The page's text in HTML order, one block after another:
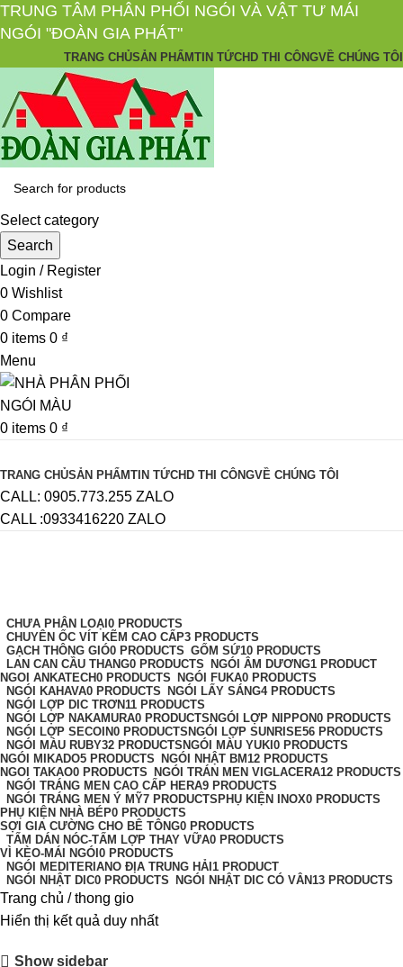
TRUNG TÂM PHÂN PHỐI NGÓI VÀ VẬT TƯ MÁI
NGÓI "ĐOÀN GIA PHÁT"
TRANG CHỦSẢN PHẨMTIN TỨCHD THI CÔNGVỀ CHÚNG TÔI
Select category
Search
Login / Register
0 Wishlist
0 Compare
0 items 0 ₫
Menu
0 items 0 ₫
TRANG CHỦSẢN PHẨMTIN TỨCHD THI CÔNGVỀ CHÚNG TÔI
CALL: 0905.773.255 ZALO
CALL :0933416220 ZALO
CHƯA PHÂN LOẠI0 PRODUCTS
CHUYÊN ỐC VÍT KẼM CAO CẤP3 PRODUCTS
GẠCH THÔNG GIÓ0 PRODUCTS GỐM SỨ10 PRODUCTS
LAN CAN CẦU THANG0 PRODUCTS NGÓI ÂM DƯƠNG1 PRODUCT
NGOI ANKATECH0 PRODUCTS NGÓI FUKA0 PRODUCTS
NGÓI KAHAVA0 PRODUCTS NGÓI LẤY SÁNG4 PRODUCTS
NGÓI LỢP DIC TRƠN11 PRODUCTS
NGÓI LỢP NAKAMURA0 PRODUCTSNGÓI LỢP NIPPON0 PRODUCTS
NGÓI LỢP SECOIN0 PRODUCTSNGÓI LỢP SUNRISE56 PRODUCTS
NGÓI MÀU RUBY32 PRODUCTSNGÓI MÀU YUKI0 PRODUCTS
NGÓI MIKADO5 PRODUCTS NGÓI NHẬT BM12 PRODUCTS
NGOI TAKAO0 PRODUCTS NGÓI TRÁN MEN VIGLACERA12 PRODUCTS
NGÓI TRÁNG MEN CAO CẤP HERA9 PRODUCTS
NGÓI TRÁNG MEN Ý MỸ7 PRODUCTSPHỤ KIỆN INOX0 PRODUCTS
PHỤ KIỆN NHÀ BÉP0 PRODUCTS
SỢI GIA CƯỜNG CHO BÊ TÔNG0 PRODUCTS
TẤM DÁN NÓC-TẤM LỢP THAY VỮA0 PRODUCTS
VÌ KÈO-MÁI NGÓI0 PRODUCTS
NGÓI MEDITERIANO ĐỊA TRUNG HẢI1 PRODUCT
NGÓI NHẬT DIC0 PRODUCTS NGÓI NHẬT DIC CÓ VÂN13 PRODUCTS
Trang chủ
thong gio
Hiển thị kết quả duy nhất
Show sidebar